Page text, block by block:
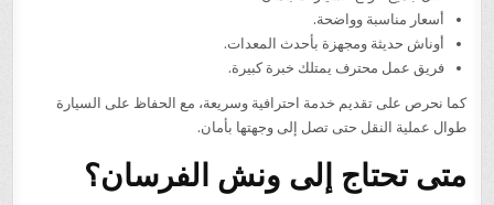
أسعار مناسبة وواضحة.
أوناش حديثة ومجهزة بأحدث المعدات.
فريق عمل محترف يمتلك خبرة كبيرة.
كما نحرص على تقديم خدمة احترافية وسريعة، مع الحفاظ على السيارة
طوال عملية النقل حتى تصل إلى وجهتها بأمان.
متى تحتاج إلى ونش الفرسان؟